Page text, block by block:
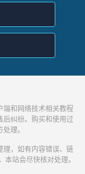
和网络技术相关教程
后纠纷。购买和使用过
理。
理，如有内容错误、链
本站会尽快核对处理。